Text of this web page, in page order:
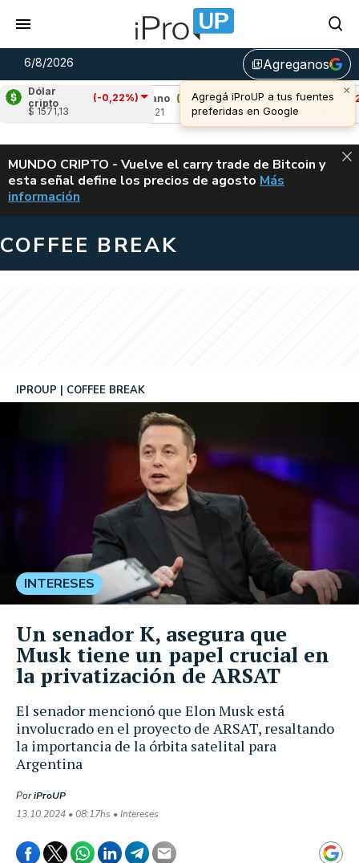
6/8/2026 library_addAgreganos
×
Agregá iProUP a tus fuentes
preferidas en Google
Dólar
cripto
(-0,22%)
$ 1571,13
Cardano
(7,92%)
Avalanche (-
u$s 6,48
ALERTA
MUNDO CRIPTO - Vuelve el carry trade de Bitcoin y
esta señal define los precios de agosto VUELVE EL
Más
información
COFFEE BREAK
El senador mencionó que Elon Musk está
involucrado en el proyecto de ARSAT, resaltando
la importancia de la órbita satelital para
Argentina
IPROUP COFFEE BREAK
PoriProUP
13.10.2024 • 08:17hs • Intereses
INTERESES
Un senador K, asegura que
Musk tiene un papel crucial en
la privatización de ARSAT